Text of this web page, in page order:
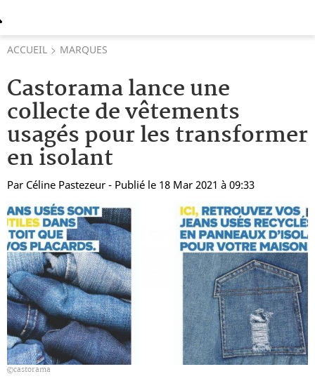
ACCUEIL MARQUES
Castorama lance une
collecte de vêtements
usagés pour les transformer
en isolant
Par Céline Pastezeur - Publié le 18 Mar 2021 à 09:33
castorama